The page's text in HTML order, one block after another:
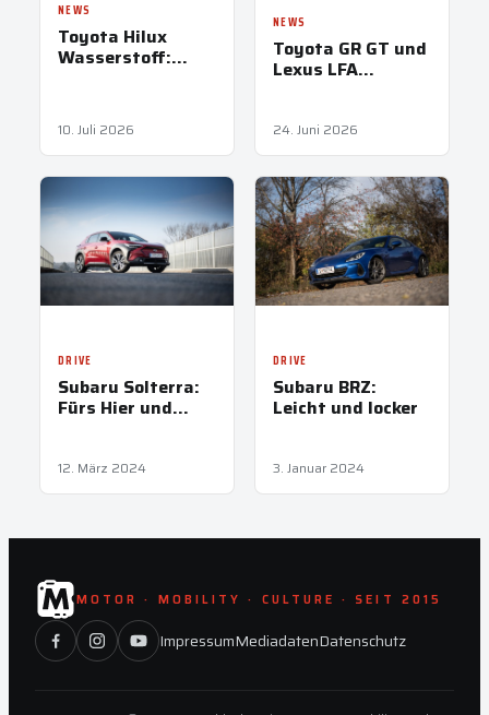
NEWS
Toyota Hilux
Wasserstoff:
10. Juli 2026
NEWS
Toyota GR GT und
Lexus LFA
beim Goodwood
Festival of Speed
24. Juni 2026
DRIVE
Subaru Solterra:
Fürs Hier und
12. März 2024
DRIVE
Subaru BRZ:
Leicht und locker
3. Januar 2024
MOTOR · MOBILITY · CULTURE · SEIT 2015
ImpressumMediadatenDatenschutz